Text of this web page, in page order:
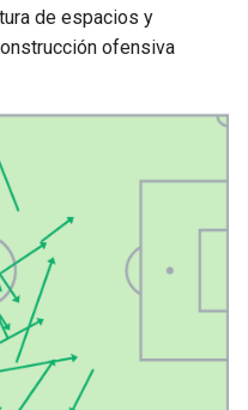
de espacios y
ofensiva